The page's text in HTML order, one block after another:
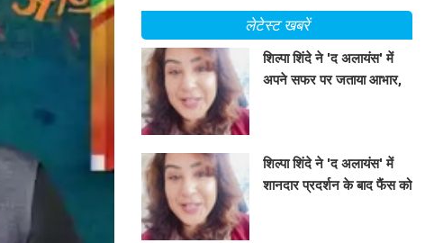
लेटेस्ट खबरें
शिल्पा शिंदे ने 'द अलायंस' में
अपने सफर पर जताया आभार,
शिल्पा शिंदे ने 'द अलायंस' में
शानदार प्रदर्शन के बाद फैंस को